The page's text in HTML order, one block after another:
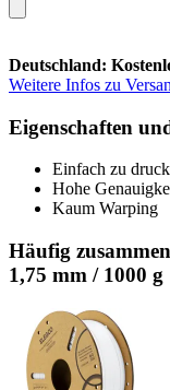
Deutschland:
Weitere Infos zu
Eigenschaften
Einfach zu
Hohe
Kaum Warping
Häufig
1,75 mm / 1000 g